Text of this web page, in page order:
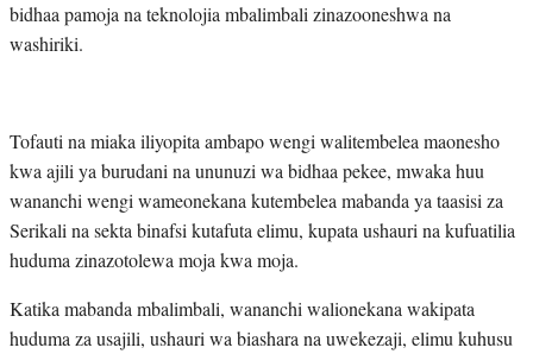
bidhaa pamoja na teknolojia mbalimbali zinazooneshwa na
washiriki.
Tofauti na miaka iliyopita ambapo wengi walitembelea maonesho
kwa ajili ya burudani na ununuzi wa bidhaa pekee, mwaka huu
wananchi wengi wameonekana kutembelea mabanda ya taasisi za
Serikali na sekta binafsi kutafuta elimu, kupata ushauri na kufuatilia
huduma zinazotolewa moja kwa moja.
Katika mabanda mbalimbali, wananchi walionekana wakipata
huduma za usajili, ushauri wa biashara na uwekezaji, elimu kuhusu